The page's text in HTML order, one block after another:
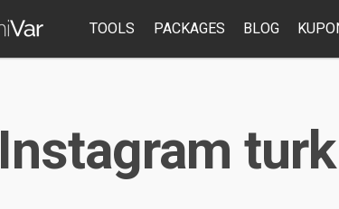
TOOLS PACKAGES BLOG
Instagram